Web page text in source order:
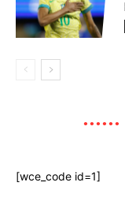
[wce_code id=1]